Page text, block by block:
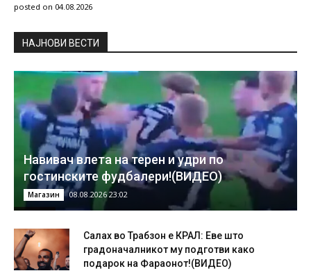
posted on 04.08.2026
НAЈНОВИ ВЕСТИ
Навивач влета на терен и удри по
гостинските фудбалери!(ВИДЕО)
Магазин 08.08.2026 23:02
Салах во Трабзон е КРАЛ: Еве што
градоначалникот му подготви како
подарок на Фараонот!(ВИДЕО)